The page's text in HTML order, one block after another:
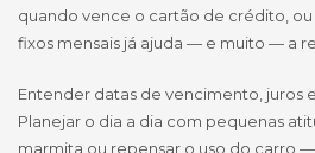
quando vence o cartão de crédito, ou
fixos mensais já ajuda — e muito — a
Entender datas de vencimento, juros
Planejar o dia a dia com pequenas
marmita ou repensar o uso do carro